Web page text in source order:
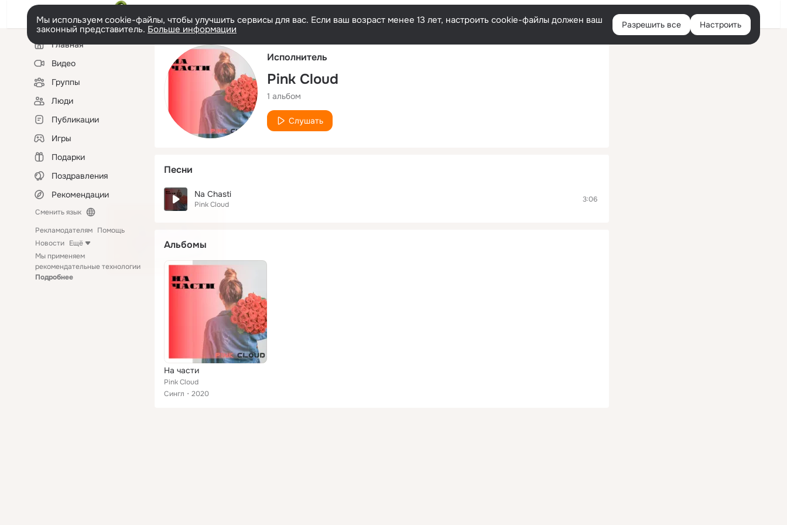
Русский Войти
Мы используем cookie-файлы, чтобы улучшить сервисы для вас. Если ваш возраст менее 13 лет, настроить cookie-файлы должен ваш
законный представитель. Больше информации Разрешить все Настроить
Левая
колонкаГлавная
Видео
Группы
Люди
Публикации
Игры
Подарки
Поздравления
Рекомендации
Сменить язык
Рекламодателям Помощь
Новости Ещё
Мы применяем
рекомендательные технологии
Подробнее
Исполнитель
Pink Cloud
1 альбом
Слушать
Песни
Na Chasti
Pink Cloud
3:06
Альбомы
На части
Pink Cloud
Сингл
2020